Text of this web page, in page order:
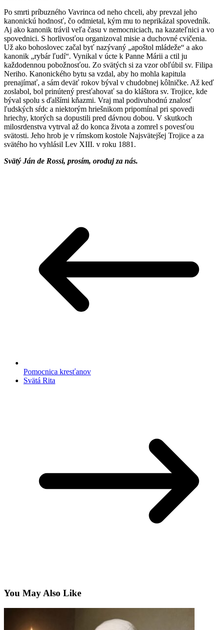
Po smrti príbuzného Vavrinca od neho chceli, aby prevzal jeho
kanonickú hodnosť, čo odmietal, kým mu to neprikázal spovedník.
Aj ako kanonik trávil veľa času v nemocniciach, na kazateľnici a vo
spovednici. S horlivosťou organizoval misie a duchovné cvičenia.
Už ako bohoslovec začal byť nazývaný „apoštol mládeže“ a ako
kanonik „rybár ľudí“. Vynikal v úcte k Panne Márii a ctil ju
každodennou pobožnosťou. Zo svätých si za vzor obľúbil sv. Filipa
Neriho. Kanonického bytu sa vzdal, aby ho mohla kapitula
prenajímať, a sám deväť rokov býval v chudobnej kôlničke. Až keď
zoslabol, bol prinútený presťahovať sa do kláštora sv. Trojice, kde
býval spolu s ďalšími kňazmi. Vraj mal podivuhodnú znalosť
ľudských sŕdc a niektorým hriešnikom pripomínal pri spovedi
hriechy, ktorých sa dopustili pred dávnou dobou. V skutkoch
milosrdenstva vytrval až do konca života a zomrel s povesťou
svätosti. Jeho hrob je v rímskom kostole Najsvätejšej Trojice a za
svätého ho vyhlásil Lev XIII. v roku 1881.
Svätý Ján de Rossi, prosím, oroduj za nás.
Pomocnica kresťanov
Svätá Rita
You May Also Like